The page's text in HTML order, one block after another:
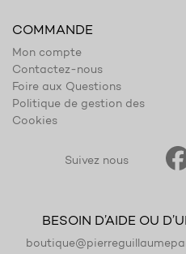
COMMANDE
Mon compte
Contactez-nous
Foire aux Questions
Politique de gestion des
Cookies
Suivez nous
BESOIN D’AIDE OU